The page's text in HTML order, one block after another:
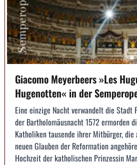
Giacomo Meyerbeers »Les
Hugenotten« in der
Eine einzige Nacht verwandelt die Stadt
der Bartholomäusnacht 1572 ermorden
Katholiken tausende ihrer Mitbürger, die
neuen Glauben der Reformation
Hochzeit der katholischen Prinzessin